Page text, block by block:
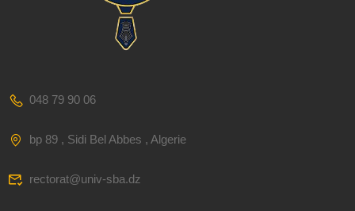
048 79 90 06
bp 89 , Sidi Bel Abbes , Algerie
rectorat@univ-sba.dz